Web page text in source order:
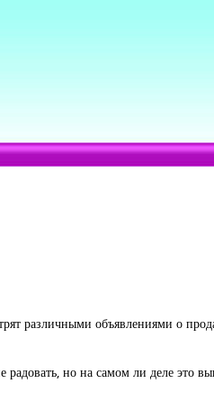
различными объявлениями о
но на самом ли деле это